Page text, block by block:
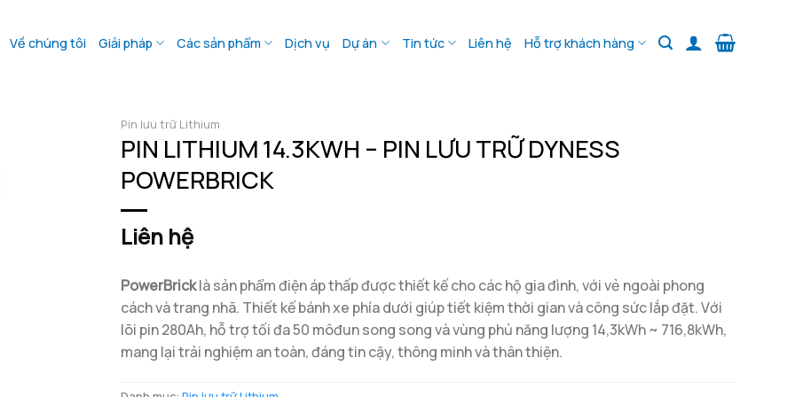
Về chúng tôi Giải pháp Các sản phẩm Dịch vụ Dự án Tin tức Liên hệ Hỗ trợ khách hàng
Pin lưu trữ Lithium
PIN LITHIUM 14.3KWH – PIN LƯU TRỮ DYNESS
POWERBRICK
Liên hệ
PowerBricklà sản phẩm điện áp thấp được thiết kế cho các hộ gia đình, với vẻ ngoài phong
cách và trang nhã. Thiết kế bánh xe phía dưới giúp tiết kiệm thời gian và công sức lắp đặt. Với
lõi pin 280Ah, hỗ trợ tối đa 50 môđun song song và vùng phủ năng lượng 14,3kWh ~ 716,8kWh,
mang lại trải nghiệm an toàn, đáng tin cậy, thông minh và thân thiện.